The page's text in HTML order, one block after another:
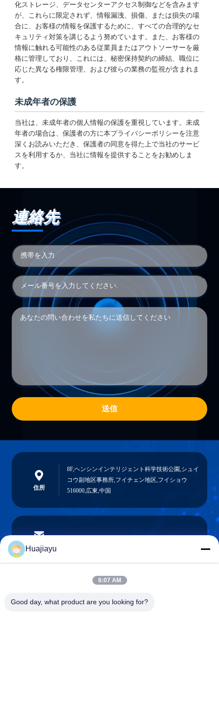
化ストレージ、データセンターアクセス制御などを含みます
が、これらに限定されず、情報漏洩、損傷、または損失の場
合に、お客様の情報を保護するために、すべての合理的なセ
キュリティ対策を講じるよう努めています。また、お客様の
情報に触れる可能性のある従業員またはアウトソーサーを厳
格に管理しており、これには、秘密保持契約の締結、職位に
応じた異なる権限管理、および彼らの業務の監視が含まれま
す。
未成年者の保護
当社は、未成年者の個人情報の保護を重視しています。未成
年者の場合は、保護者の方に本プライバシーポリシーを注意
深くお読みいただき、保護者の同意を得た上で当社のサービ
スを利用するか、当社に情報を提供することをお勧めしま
す。
連絡先
送信
住所
8F,ヘンシンインテリジェント科学技術公園,シュイ
コウ副地区事務所,フイチェン地区,フイショウ
516000,広東,中国
電子メール
電話
Huajiayu
6:07 AM
Good day, what product are you looking for?